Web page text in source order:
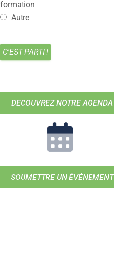
formation
Autre
DÉCOUVREZ NOTRE AGENDA
SOUMETTRE UN ÉVÉNEMENT